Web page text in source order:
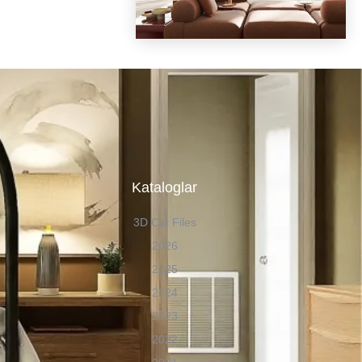
Kataloglar
3D Cat Files
2026
2025
2024
2023
2022